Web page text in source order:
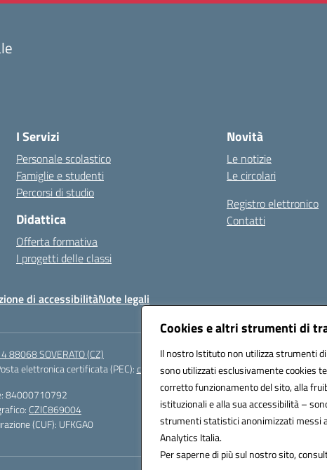
Cookies e altri strumenti di
Il nostro Istituto non utilizza strumenti
sono utilizzati esclusivamente cookies
corretto funzionamento del sito, alla
istituzionali e alla sua accessibilità –
strumenti statistici anonimizzati messi
Analytics Italia.
Per saperne di più sul nostro sito,
I Servizi
Personale scolastico
Famiglie e studenti
Percorsi di studio
Didattica
Offerta formativa
I progetti delle classi
Novità
Le notizie
Le circolari
Registro elettronico
Contatti
di accessibilitàNote legali
88068 SOVERATO (CZ)
elettronica certificata (PEC):czic869004@pec.istruzione.it
84000710792
CZIC869004
(CUF): UFKGA0